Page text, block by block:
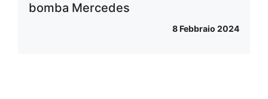
bomba Mercedes
8 Febbraio 2024